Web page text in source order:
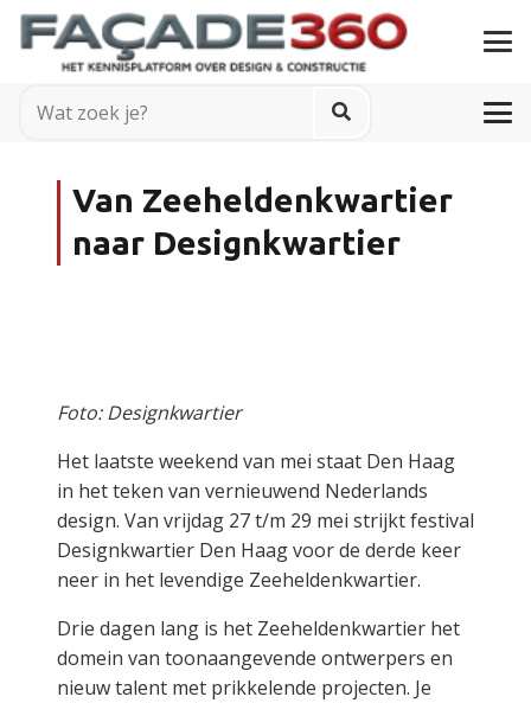
Van Zeeheldenkwartier
naar Designkwartier
Foto: Designkwartier
Het laatste weekend van mei staat Den Haag
in het teken van vernieuwend Nederlands
design. Van vrijdag 27 t/m 29 mei strijkt festival
Designkwartier Den Haag voor de derde keer
neer in het levendige Zeeheldenkwartier.
Drie dagen lang is het Zeeheldenkwartier het
domein van toonaangevende ontwerpers en
nieuw talent met prikkelende projecten. Je